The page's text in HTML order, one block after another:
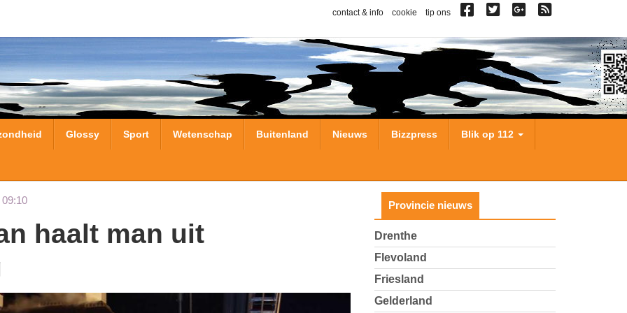
contact & info cookie tip ons
Glossy Sport Wetenschap Buitenland Nieuws Bizzpress Blik op 112
Provincie nieuws
Drenthe
Flevoland
Friesland
Gelderland